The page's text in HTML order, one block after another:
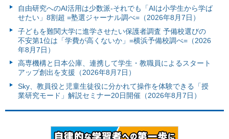
自由研究へのAI活用は少数派-それでも「AIは小学生から学ば
せたい」8割超 =塾選ジャーナル調べ=（2026年8月7日）
子どもを難関大学に進学させたい保護者調査 予備校選びの
不安第1位は「学費が高くないか」=横浜予備校調べ=（2026
年8月7日）
高専機構と日本公庫、連携して学生・教職員によるスタート
アップ創出を支援（2026年8月7日）
Sky、教員役と児童生徒役に分かれて操作を体験できる「授
業研究モード」解説セミナー20日開催（2026年8月7日）